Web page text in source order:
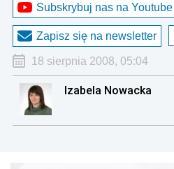
Subskrybuj nas na Youtube
Zapisz się na newsletter
18 sierpnia 2008, 05:04
Izabela Nowacka